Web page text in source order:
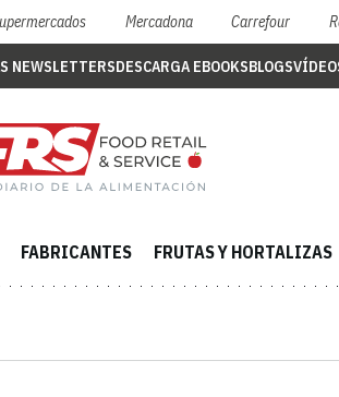
Mercadona Carrefour
NEWSLETTERSDESCARGA EBOOKSBLOGS
FABRICANTES FRUTAS Y HORTALIZAS